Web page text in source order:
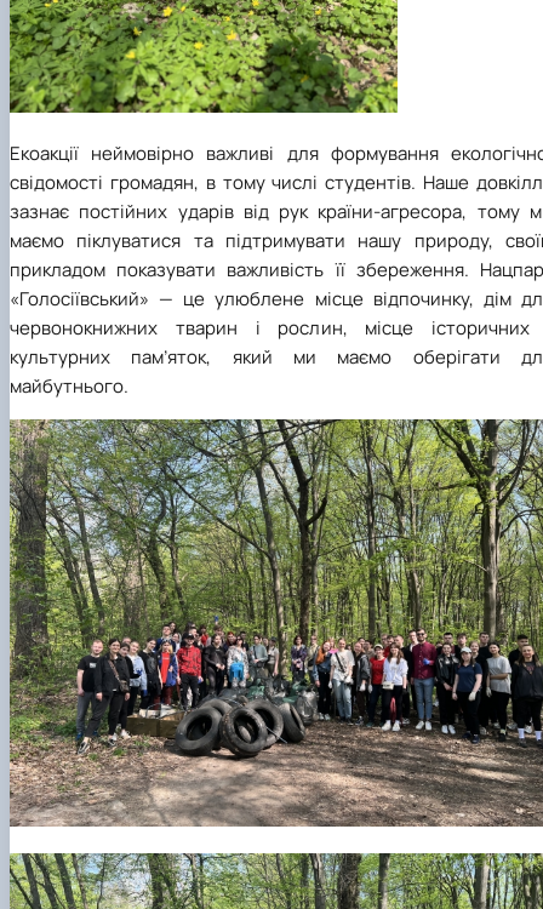
Екоакції неймовірно важливі для формування
свідомості громадян, в тому числі студентів. Наше
зазнає постійних ударів від рук країни-агресора, тому
маємо піклуватися та підтримувати нашу природу,
прикладом показувати важливість її збереження.
«Голосіївський» — це улюблене місце відпочинку, дім
червонокнижних тварин і рослин, місце історичних
культурних пам’яток, який ми маємо оберігати
майбутнього.